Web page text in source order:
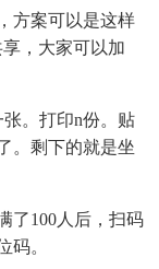
案可以是这样
，大家可以加
。打印n份。贴
。剩下的就是坐
100人后，扫码
码。